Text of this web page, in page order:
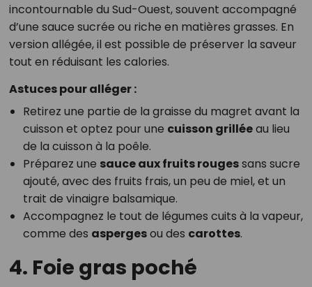
incontournable du Sud-Ouest, souvent accompagné
d’une sauce sucrée ou riche en matières grasses. En
version allégée, il est possible de préserver la saveur
tout en réduisant les calories.
Astuces pour alléger :
Retirez une partie de la graisse du magret avant la
cuisson et optez pour une cuisson grilléeau lieu
de la cuisson à la poêle.
Préparez une sauce aux fruits rougessans sucre
ajouté, avec des fruits frais, un peu de miel, et un
trait de vinaigre balsamique.
Accompagnez le tout de légumes cuits à la vapeur,
comme des aspergesou des carottes.
4. Foie gras poché